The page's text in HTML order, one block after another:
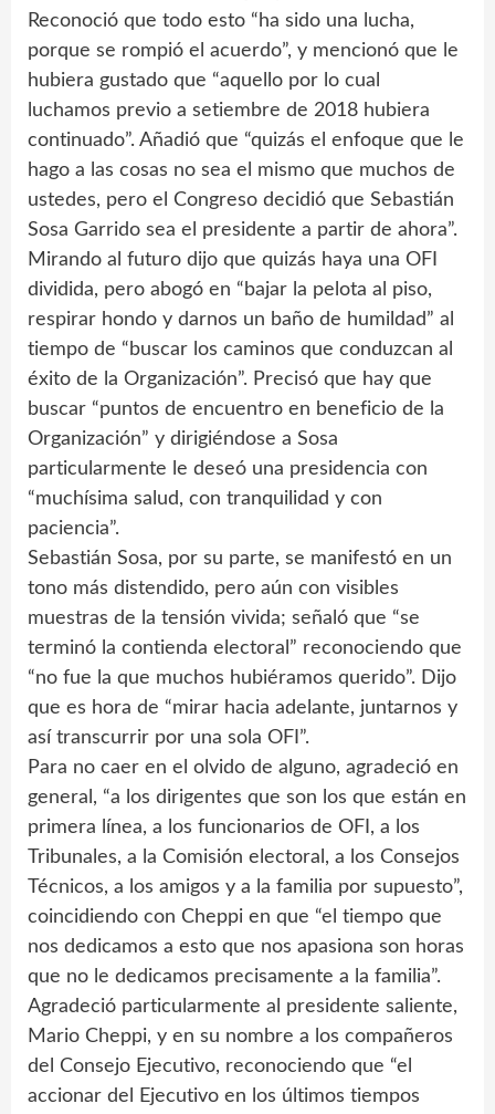
Reconoció que todo esto “ha sido una lucha,
porque se rompió el acuerdo”, y mencionó que le
hubiera gustado que “aquello por lo cual
luchamos previo a setiembre de 2018 hubiera
continuado”. Añadió que “quizás el enfoque que le
hago a las cosas no sea el mismo que muchos de
ustedes, pero el Congreso decidió que Sebastián
Sosa Garrido sea el presidente a partir de ahora”.
Mirando al futuro dijo que quizás haya una OFI
dividida, pero abogó en “bajar la pelota al piso,
respirar hondo y darnos un baño de humildad” al
tiempo de “buscar los caminos que conduzcan al
éxito de la Organización”. Precisó que hay que
buscar “puntos de encuentro en beneficio de la
Organización” y dirigiéndose a Sosa
particularmente le deseó una presidencia con
“muchísima salud, con tranquilidad y con
paciencia”.
Sebastián Sosa, por su parte, se manifestó en un
tono más distendido, pero aún con visibles
muestras de la tensión vivida; señaló que “se
terminó la contienda electoral” reconociendo que
“no fue la que muchos hubiéramos querido”. Dijo
que es hora de “mirar hacia adelante, juntarnos y
así transcurrir por una sola OFI”.
Para no caer en el olvido de alguno, agradeció en
general, “a los dirigentes que son los que están en
primera línea, a los funcionarios de OFI, a los
Tribunales, a la Comisión electoral, a los Consejos
Técnicos, a los amigos y a la familia por supuesto”,
coincidiendo con Cheppi en que “el tiempo que
nos dedicamos a esto que nos apasiona son horas
que no le dedicamos precisamente a la familia”.
Agradeció particularmente al presidente saliente,
Mario Cheppi, y en su nombre a los compañeros
del Consejo Ejecutivo, reconociendo que “el
accionar del Ejecutivo en los últimos tiempos